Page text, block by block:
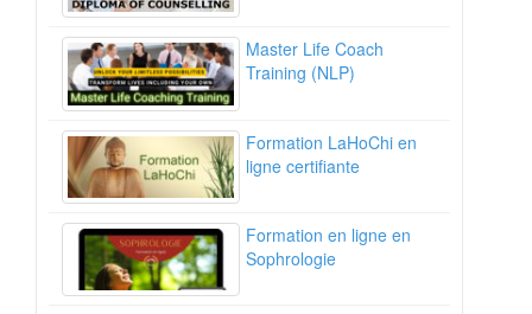
Master Life Coach
Training (NLP)
Formation LaHoChi en
ligne certifiante
Formation en ligne en
Sophrologie